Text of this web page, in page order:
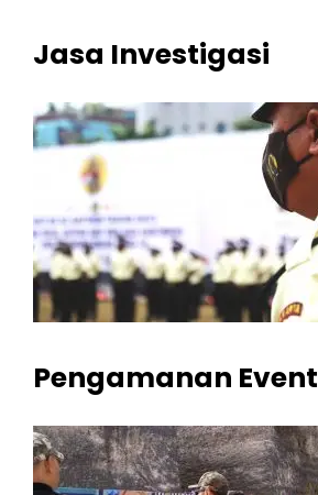
Jasa Investigasi
Pengamanan Event